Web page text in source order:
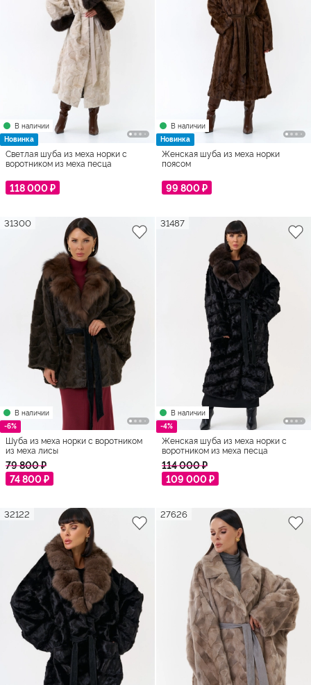
В наличии
Новинка
Светлая шуба из меха норки с
воротником из меха песца
118 000 ₽
В наличии
Новинка
Женская шуба из меха норки
поясом
99 800 ₽
В наличии
-6%
31300
Шуба из меха норки с воротником
из меха лисы
79 800 ₽
74 800 ₽
В наличии
-4%
31487
Женская шуба из меха норки с
воротником из меха песца
114 000 ₽
109 000 ₽
32122 27626